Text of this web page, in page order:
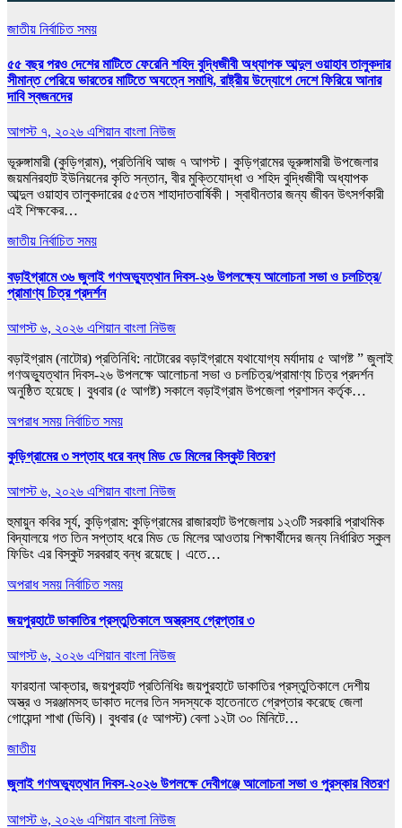
জাতীয় নির্বাচিত সময়
৫৫ বছর পরও দেশের মাটিতে ফেরেনি শহিদ বুদ্ধিজীবী অধ্যাপক আব্দুল ওয়াহাব তালুকদার
সীমান্ত পেরিয়ে ভারতের মাটিতে অযত্নে সমাধি, রাষ্ট্রীয় উদ্যোগে দেশে ফিরিয়ে আনার
দাবি স্বজনদের
আগস্ট ৭, ২০২৬ এশিয়ান বাংলা নিউজ
ভূরুঙ্গামারী (কুড়িগ্রাম), প্রতিনিধি আজ ৭ আগস্ট। কুড়িগ্রামের ভূরুঙ্গামারী উপজেলার
জয়মনিরহাট ইউনিয়নের কৃতি সন্তান, বীর মুক্তিযোদ্ধা ও শহিদ বুদ্ধিজীবী অধ্যাপক
আব্দুল ওয়াহাব তালুকদারের ৫৫তম শাহাদাতবার্ষিকী। স্বাধীনতার জন্য জীবন উৎসর্গকারী
এই শিক্ষকের…
জাতীয় নির্বাচিত সময়
বড়াইগ্রামে ৩৬ জুলাই গণঅভ্যুত্থান দিবস-২৬ উপলক্ষ্যে আলোচনা সভা ও চলচিত্র/
প্রামাণ্য চিত্র প্রদর্শন
আগস্ট ৬, ২০২৬ এশিয়ান বাংলা নিউজ
বড়াইগ্রাম (নাটোর) প্রতিনিধি: নাটোরের বড়াইগ্রামে যথাযোগ্য মর্যাদায় ৫ আগষ্ট ” জুলাই
গণঅভ্যুত্থান দিবস-২৬ উপলক্ষে আলোচনা সভা ও চলচিত্র/প্রামাণ্য চিত্র প্রদর্শন
অনুষ্ঠিত হয়েছে। বুধবার (৫ আগষ্ট) সকালে বড়াইগ্রাম উপজেলা প্রশাসন কর্তৃক…
অপরাধ সময় নির্বাচিত সময়
কুড়িগ্রামের ৩ সপ্তাহ ধরে বন্ধ মিড ডে মিলের বিস্কুট বিতরণ
আগস্ট ৬, ২০২৬ এশিয়ান বাংলা নিউজ
হুমায়ুন কবির সূর্য, কুড়িগ্রাম: কুড়িগ্রামের রাজারহাট উপজেলায় ১২৩টি সরকারি প্রাথমিক
বিদ্যালয়ে গত তিন সপ্তাহ ধরে মিড ডে মিলের আওতায় শিক্ষার্থীদের জন্য নির্ধারিত স্কুল
ফিডিং এর বিস্কুট সরবরাহ বন্ধ রয়েছে। এতে…
অপরাধ সময় নির্বাচিত সময়
জয়পুরহাটে ডাকাতির প্রস্তুতিকালে অস্ত্রসহ গ্রেপ্তার ৩
আগস্ট ৬, ২০২৬ এশিয়ান বাংলা নিউজ
​ ফারহানা আক্তার, জয়পুরহাট প্রতিনিধিঃ জয়পুরহাটে ডাকাতির প্রস্তুতিকালে দেশীয়
অস্ত্র ও সরঞ্জামসহ ডাকাত দলের তিন সদস্যকে হাতেনাতে গ্রেপ্তার করেছে জেলা
গোয়েন্দা শাখা (ডিবি)। ​বুধবার (৫ আগস্ট) বেলা ১২টা ৩০ মিনিটে…
জাতীয়
জুলাই গণঅভ্যুত্থান দিবস-২০২৬ উপলক্ষে দেবীগঞ্জে আলোচনা সভা ও পুরস্কার বিতরণ
আগস্ট ৬, ২০২৬ এশিয়ান বাংলা নিউজ